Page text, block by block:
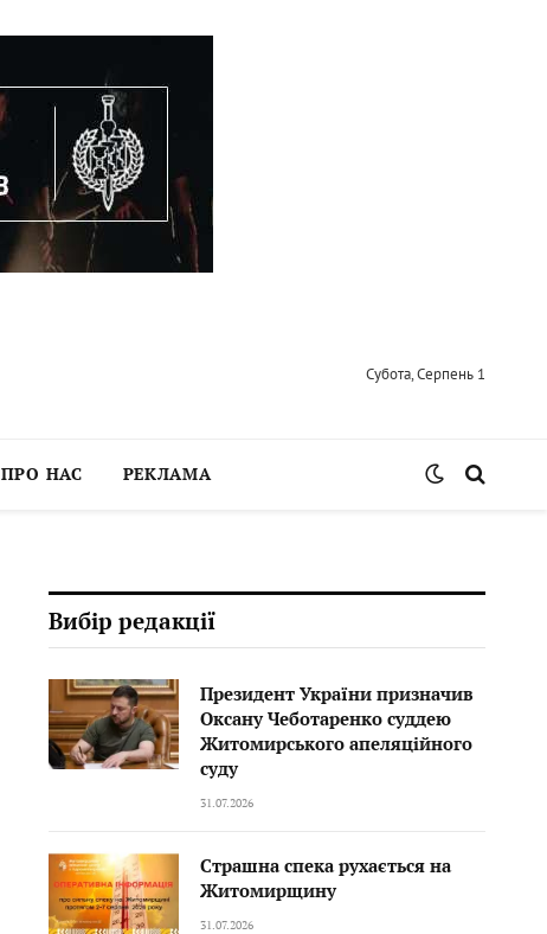
Субота, Серпень 1
ПРО НАС РЕКЛАМА
Вибір редакції
Президент України призначив
Оксану Чеботаренко суддею
Житомирського апеляційного
суду
31.07.2026
Страшна спека рухається на
Житомирщину
31.07.2026